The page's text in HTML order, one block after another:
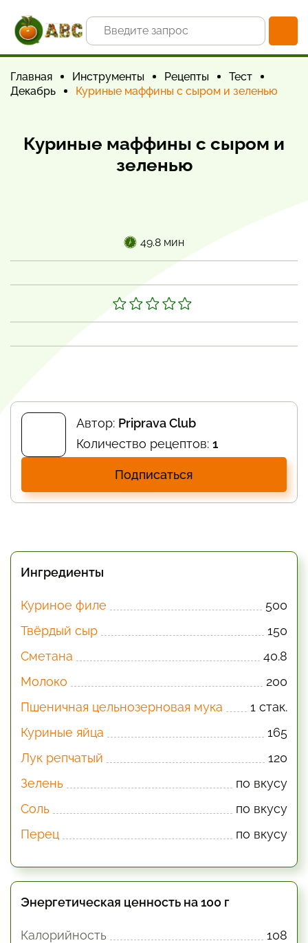
Главная Инструменты Рецепты
Тест
Декабрь
Куриные маффины с сыром и зеленью
Куриные маффины с сыром и
зеленью
49.8 мин
Автор: Priprava Club
Количество рецептов: 1
Подписаться
Ингредиенты
Куриное филе
500
Твёрдый сыр
150
Сметана
40.8
Молоко
200
Пшеничная цельнозерновая мука
1 стак.
Куриные яйца
165
Лук репчатый
120
Зелень
по вкусу
Соль
по вкусу
Перец
по вкусу
Энергетическая ценность на 100 г
Калорийность
108